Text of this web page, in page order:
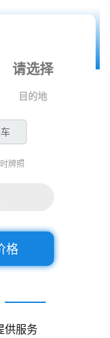
目的地
牌照
格
供服务